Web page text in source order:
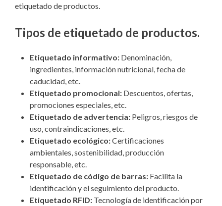
etiquetado de productos.
Tipos de etiquetado de productos.
Etiquetado informativo: Denominación,
ingredientes, información nutricional, fecha de
caducidad, etc.
Etiquetado promocional: Descuentos, ofertas,
promociones especiales, etc.
Etiquetado de advertencia: Peligros, riesgos de
uso, contraindicaciones, etc.
Etiquetado ecológico:Certificaciones
ambientales, sostenibilidad, producción
responsable, etc.
Etiquetado de código de barras: Facilita la
identificación y el seguimiento del producto.
Etiquetado RFID: Tecnología de identificación por